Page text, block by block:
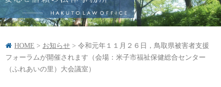
HOME > お知らせ >令和元年１１月２６日，鳥取県被害者支援
フォーラムが開催されます（会場：米子市福祉保健総合センター
（ふれあいの里）大会議室）